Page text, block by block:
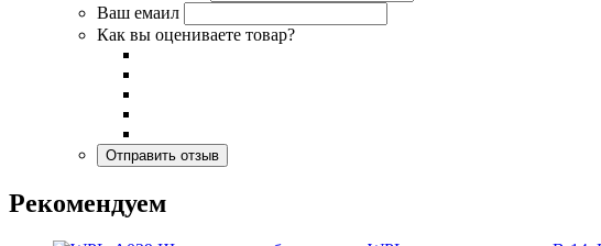
Ваш емаил
Как вы оцениваете товар?
Рекомендуем